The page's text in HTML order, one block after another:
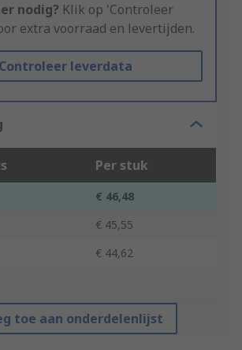
nodig? Klik op 'Controleer
extra voorraad en levertijden.
Controleer leverdata
Per stuk
€ 46,48
€ 45,55
€ 44,62
toe aan onderdelenlijst